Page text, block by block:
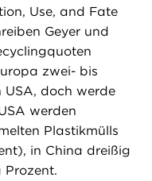
Use, and Fate
Geyer und
zwei- bis
USA, doch werde
werden
Plastikmülls
in China dreißig
Prozent.